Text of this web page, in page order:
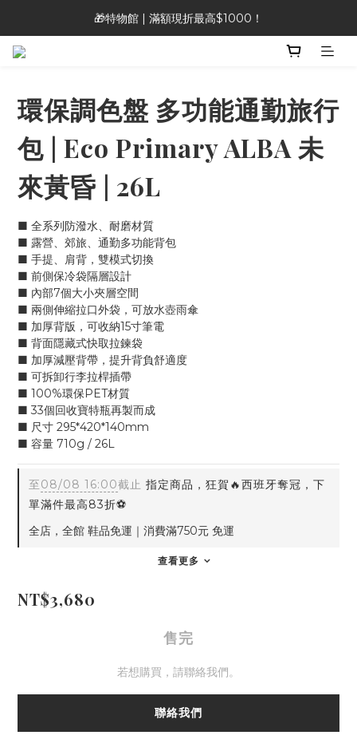
🎁特物館 | 滿額現折最高$1000！
🎁特物館 | 滿額現折最高$1000！
環保調色盤 多功能通勤旅行
包 | Eco Primary ALBA 未
來黃昏 | 26L
■ 全系列防潑水、耐磨材質
■ 露營、郊旅、通勤多功能背包
■ 手提、肩背，雙模式切換
■ 前側保冷袋隔層設計
■ 內部7個大小夾層空間
■ 兩側伸縮拉口外袋，可放水壺雨傘
■ 加厚背版，可收納15寸筆電
■ 背面隱藏式快取拉鍊袋
■ 加厚減壓背帶，提升背負舒適度
■ 可拆卸行李拉桿插帶
■ 100%環保PET材質
■ 33個回收寶特瓶再製而成
■ 尺寸 295*420*140mm
■ 容量 710g / 26L
至08/08 16:00截止 指定商品，狂賀🔥西班牙奪冠，下
單滿件最高83折⚽
全店，全館 鞋品免運｜消費滿750元 免運
查看更多
NT$3,680
售完
若想購買，請聯絡我們。
聯絡我們